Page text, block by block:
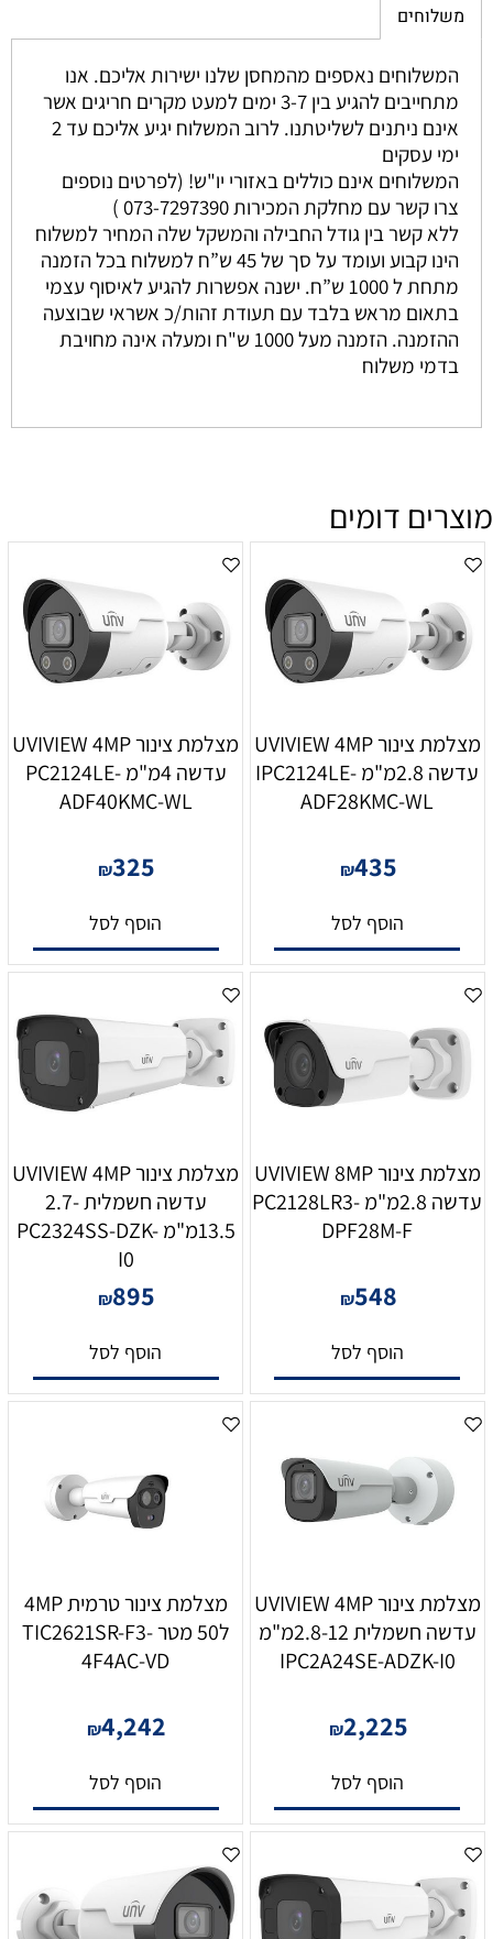
משלוחים
המשלוחים נאספים מהמחסן שלנו ישירות אליכם. אנו
מתחייבים להגיע בין 3-7 ימים למעט מקרים חריגים אשר
אינם ניתנים לשליטתנו. לרוב המשלוח יגיע אליכם עד 2
ימי עסקים
המשלוחים אינם כוללים באזורי יו"ש! (לפרטים נוספים
צרו קשר עם מחלקת המכירות 073-7297390 )
ללא קשר בין גודל החבילה והמשקל שלה המחיר למשלוח
הינו קבוע ועומד על סך של 45 ש”ח למשלוח בכל הזמנה
מתחת ל 1000 ש”ח. ישנה אפשרות להגיע לאיסוף עצמי
בתאום מראש בלבד עם תעודת זהות/כ אשראי שבוצעה
ההזמנה. הזמנה מעל 1000 ש"ח ומעלה אינה מחויבת
בדמי משלוח
מוצרים דומים
מצלמת צינור UVIVIEW 4MP
עדשה 2.8מ"מ IPC2124LE-
ADF28KMC-WL
₪435
הוסף לסל
מצלמת צינור UVIVIEW 4MP
עדשה 4מ"מ PC2124LE-
ADF40KMC-WL
₪325
הוסף לסל
מצלמת צינור UVIVIEW 8MP
עדשה 2.8מ"מ PC2128LR3-
DPF28M-F
₪548
הוסף לסל
מצלמת צינור UVIVIEW 4MP
עדשה חשמלית 2.7-
13.5מ"מ PC2324SS-DZK-
I0
₪895
הוסף לסל
מצלמת צינור UVIVIEW 4MP
עדשה חשמלית 2.8-12מ"מ
IPC2A24SE-ADZK-I0
₪2,225
הוסף לסל
מצלמת צינור טרמית 4MP
ל50 מטר TIC2621SR-F3-
4F4AC-VD
₪4,242
הוסף לסל